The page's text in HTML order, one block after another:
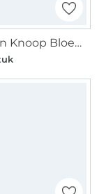
Kinderen Knoop Bloem, paars 18 mm